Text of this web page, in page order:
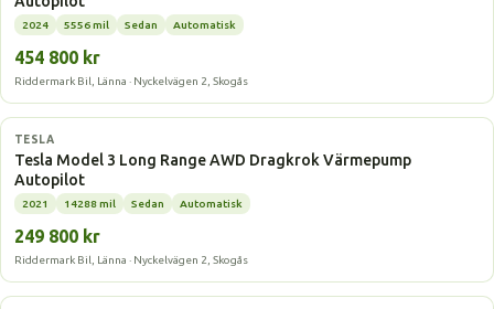
2024 5556 mil Sedan Automatisk
454 800 kr
Riddermark Bil, Länna · Nyckelvägen 2, Skogås
Elbil
TESLA
Tesla Model 3 Long Range AWD Dragkrok Värmepump
Autopilot
2021 14288 mil Sedan Automatisk
249 800 kr
Riddermark Bil, Länna · Nyckelvägen 2, Skogås